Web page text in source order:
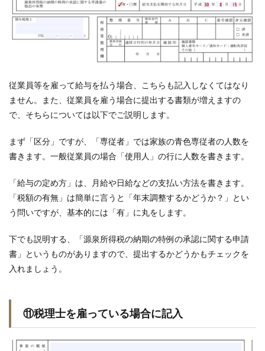
従業員等を雇って給与を払う場合、こちらも記入しなくてはなり
ません。また、従業員を雇う場合に提出する書類が増えますの
で、そちらについては以下でご説明します。
まず「区分」ですが、「専従者」では家族の青色専従者の人数を
書きます。一般従業員の場合「使用人」の行に人数を書きます。
「給与の定め方」は、月給や日給などの支払い方法を書きます。
「税額の有無」は簡単に言うと「年末調整するかどうか？」とい
う問いですが、基本的には「有」に丸をします。
下でも説明する、「源泉所得税の納期の特例の承認に関する申請
書」というものがありますので、提出するかどうかもチェックを
入れましょう。
⑪税理士を雇っている場合に記入